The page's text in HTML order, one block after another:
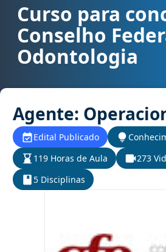
Curso para concurso CFO - Conselho
Curso para
Conselho
Odontologia
Agente:
Edital Publicado
119 Horas de Aula
273
5 Disciplinas